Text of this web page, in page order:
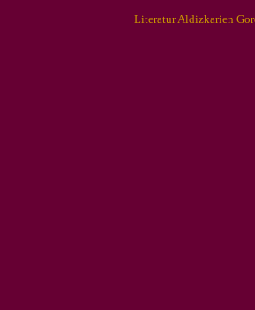
Literatur Aldizkarien